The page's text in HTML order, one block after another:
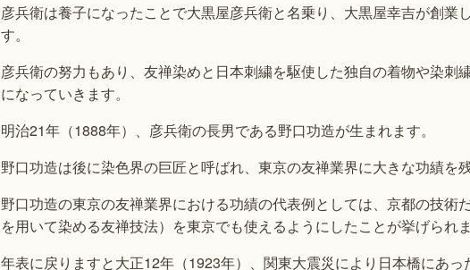
彦兵衛は養子になったことで大黒屋彦兵衛と名乗り、大黒屋幸吉が創業
す。
彦兵衛の努力もあり、友禅染めと日本刺繍を駆使した独自の着物や染刺
になっていきます。
明治21年（1888年）、彦兵衛の長男である野口功造が生まれます。
野口功造は後に染色界の巨匠と呼ばれ、東京の友禅業界に大きな功績を残
野口功造の東京の友禅業界における功績の代表例としては、京都の技術
を用いて染める友禅技法）を東京でも使えるようにしたことが挙げられま
年表に戻りますと大正12年（1923年）、関東大震災により日本橋にあ